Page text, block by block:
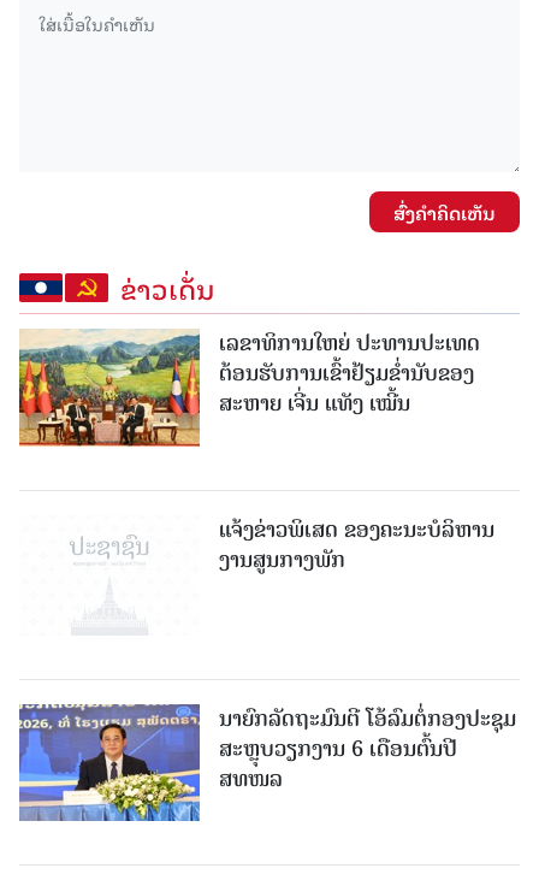
ສົ່ງຄໍາຄິດເຫັນ
ຂ່າວເດັ່ນ
ເລຂາທິການໃຫຍ່ ປະທານປະເທດ
ຕ້ອນຮັບການເຂົ້າຢ້ຽມຂໍ່ານັບຂອງ
ສະຫາຍ ເຈີ່ນ ແທັງ ເໝີ້ນ
ແຈ້ງຂ່າວພິເສດ ຂອງຄະນະບໍລິຫານ
ງານສູນກາງພັກ
ນາຍົກລັດຖະມົນຕີ ໂອ້ລົມຕໍ່ກອງປະຊຸມ
ສະຫຼຸບວຽກງານ 6 ເດືອນຕົ້ນປີ
ສທໜລ